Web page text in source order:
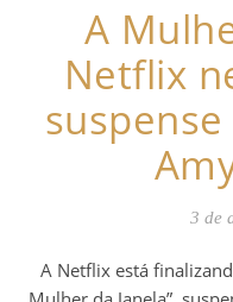
A
Netflix
3 de
A Netflix está finalizando um acordo de aquisição de “A